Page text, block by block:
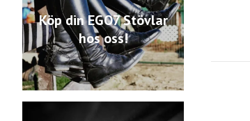
Köp din EGO7 Stövlar
hos oss!